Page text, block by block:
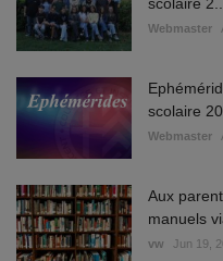
scolaire
Webmaster
scolaire
Webmaster
Aux
manuels
vw Jun 19,